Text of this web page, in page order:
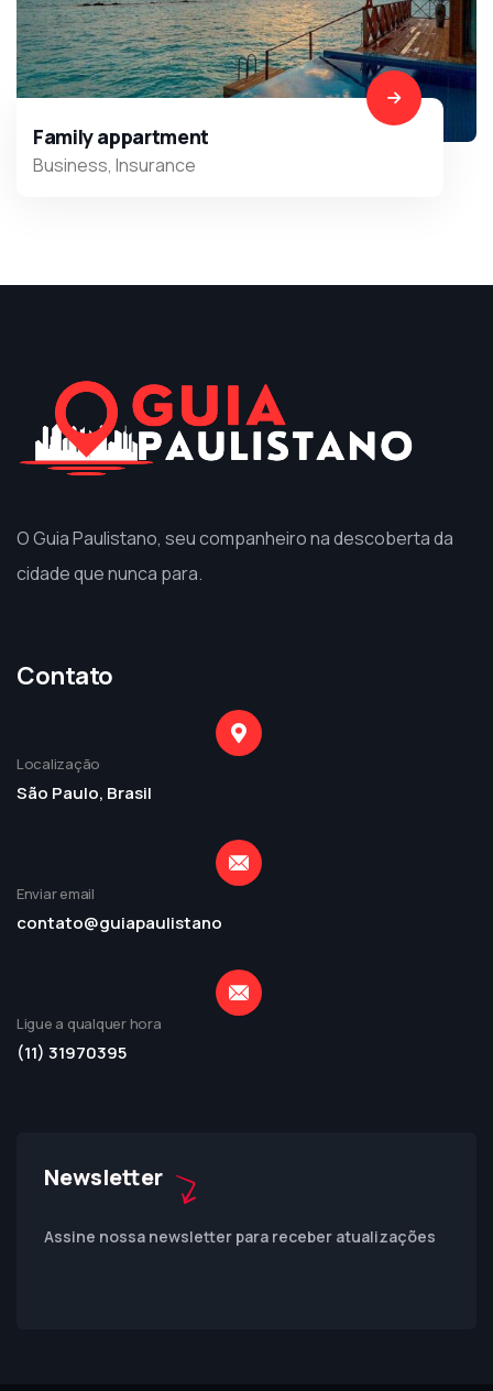
Family appartment
Business, Insurance
O Guia Paulistano, seu companheiro na descoberta da
cidade que nunca para.
Contato
Localização
São Paulo, Brasil
Enviar email
contato@guiapaulistano
Ligue a qualquer hora
(11) 31970395
Newsletter
Assine nossa newsletter para receber atualizações